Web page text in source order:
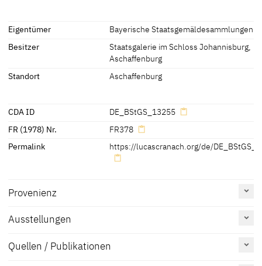
Inschriften:
"VATER IN DEIN HENT BEFIL ICH MEIN GAIST"
"WARLICH DISER MENSCH IST GOTES SON GEWEST"
Eigentümer
Bayerische Staatsgemäldesammlungen
Besitzer
Staatsgalerie im Schloss Johannisburg,
Aschaffenburg
Standort
Aschaffenburg
CDA ID
DE_BStGS_13255
FR (1978) Nr.
FR378
Permalink
https://lucascranach.org/de/
Provenienz
Ausstellungen
Quellen / Publikationen